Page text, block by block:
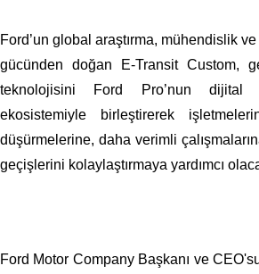
Ford’un global araştırma, mühendislik
gücünden doğan E-Transit Custom,
teknolojisini Ford Pro’nun dijital
ekosistemiyle birleştirerek
düşürmelerine, daha verimli
geçişlerini kolaylaştırmaya yardımcı
Ford Motor Company Başkanı ve